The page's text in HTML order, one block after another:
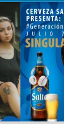
y Singulares
la nueva
forma, la Usina
julio a las 21
Salta, un